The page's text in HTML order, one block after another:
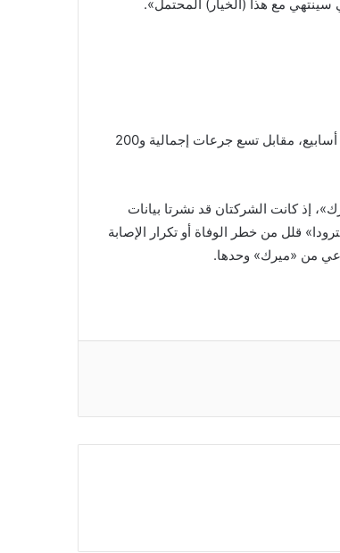
مع هذا (الخيار) المحتمل».
ويتلقّى المرضى في مجموعة العلاج الواحدة حقنة 1 مغم من اللقاح كل ثلاثة أسابيع، مقابل تسع جرعات إجمالية و200
إذ كانت الشركتان قد نشرتا بيانات
قلل من خطر الوفاة أو تكرار الإصابة